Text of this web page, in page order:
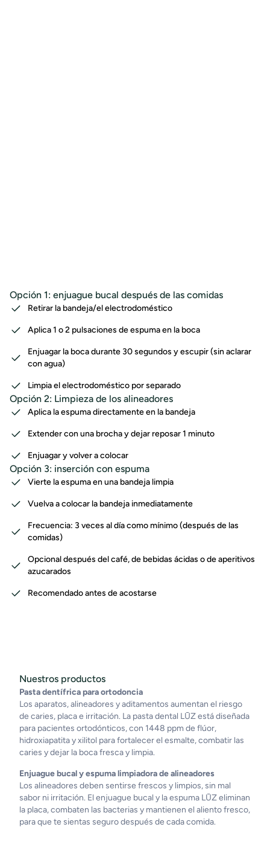
Opción 1: enjuague bucal después de las comidas
Retirar la bandeja/el electrodoméstico
Aplica 1 o 2 pulsaciones de espuma en la boca
Enjuagar la boca durante 30 segundos y escupir (sin aclarar
con agua)
Limpia el electrodoméstico por separado
Opción 2: Limpieza de los alineadores
Aplica la espuma directamente en la bandeja
Extender con una brocha y dejar reposar 1 minuto
Enjuagar y volver a colocar
Opción 3: inserción con espuma
Vierte la espuma en una bandeja limpia
Vuelva a colocar la bandeja inmediatamente
Frecuencia: 3 veces al día como mínimo (después de las
comidas)
Opcional después del café, de bebidas ácidas o de aperitivos
azucarados
Recomendado antes de acostarse
Nuestros productos
Pasta dentífrica para ortodoncia
Los aparatos, alineadores y aditamentos aumentan el riesgo
de caries, placa e irritación. La pasta dental LŪZ está diseñada
para pacientes ortodónticos, con 1448 ppm de flúor,
hidroxiapatita y xilitol para fortalecer el esmalte, combatir las
caries y dejar la boca fresca y limpia.
Enjuague bucal y espuma limpiadora de alineadores
Los alineadores deben sentirse frescos y limpios, sin mal
sabor ni irritación. El enjuague bucal y la espuma LŪZ eliminan
la placa, combaten las bacterias y mantienen el aliento fresco,
para que te sientas seguro después de cada comida.